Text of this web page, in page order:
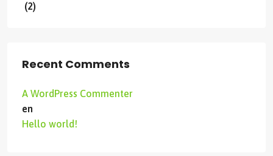
(2)
Recent Comments
A WordPress Commenter
en
Hello world!